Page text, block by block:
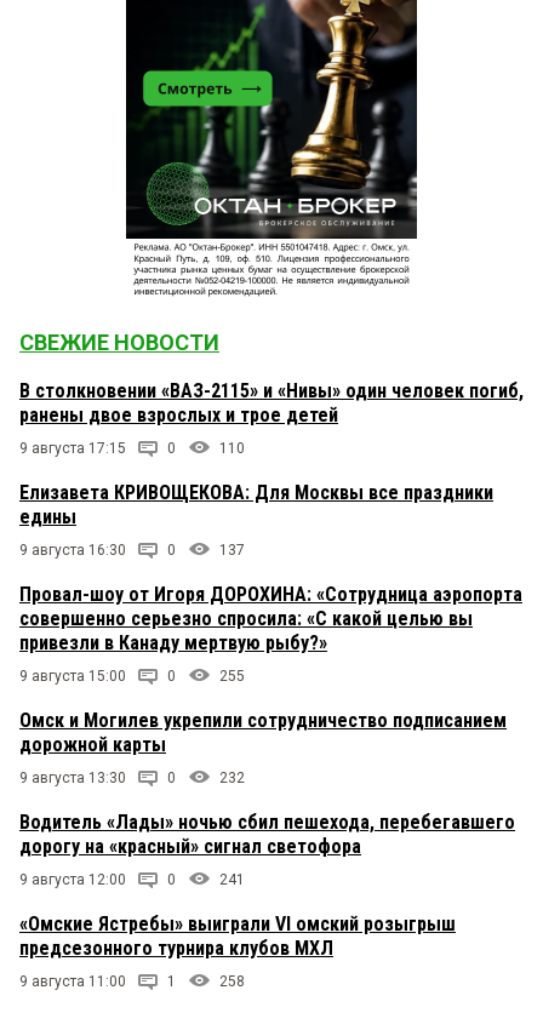
СВЕЖИЕ НОВОСТИ
В столкновении «ВАЗ-2115» и «Нивы» один человек погиб,
ранены двое взрослых и трое детей
9 августа 17:15 0 110
Елизавета КРИВОЩЕКОВА: Для Москвы все праздники
едины
9 августа 16:30 0 137
Провал-шоу от Игоря ДОРОХИНА: «Сотрудница аэропорта
совершенно серьезно спросила: «С какой целью вы
привезли в Канаду мертвую рыбу?»
9 августа 15:00 0 255
Омск и Могилев укрепили сотрудничество подписанием
дорожной карты
9 августа 13:30 0 232
Водитель «Лады» ночью сбил пешехода, перебегавшего
дорогу на «красный» сигнал светофора
9 августа 12:00 0 241
«Омские Ястребы» выиграли VI омский розыгрыш
предсезонного турнира клубов МХЛ
9 августа 11:00 1 258